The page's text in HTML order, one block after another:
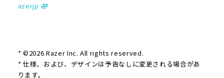
azerjp
* ©2026 Razer Inc. All rights reserved.
* 仕様、および、デザインは予告なしに変更される場合があ
ります。